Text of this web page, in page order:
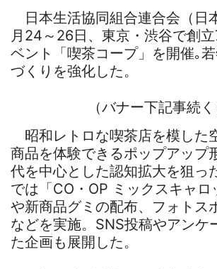
日本生活協同組合連合会（日
月24～26日、東京・渋谷で創
ベント「喫茶コープ」を開催｡
づくりを強化した。
（バナー下記事続く
昭和レトロな喫茶店を模した
商品を体験できるポップアップ
代を中心とした認知拡大を狙っ
では「CO・OP ミックスキャロ
や新商品グミの配布、フォトス
などを実施。SNS投稿やアンケ
た企画も展開した。